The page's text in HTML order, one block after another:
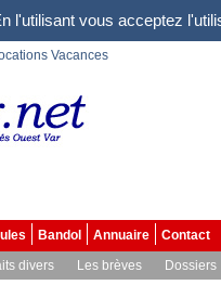
l'utilisant vous acceptez
Vacances
Bandol Annuaire
Contact
divers Les brèves Dossiers